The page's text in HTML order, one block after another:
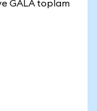
GALA toplam